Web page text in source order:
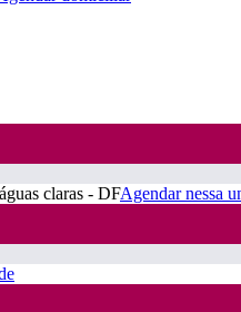
claras - DFAgendar nessa